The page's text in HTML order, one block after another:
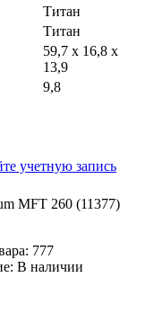
Титан
Титан
59,7 х 16,8 х
13,9
9,8
учетную запись
MFT 260 (11377)
777
В наличии